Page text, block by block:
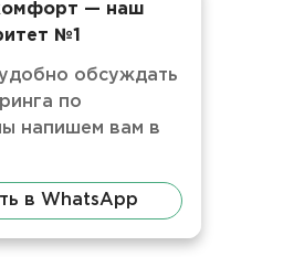
— наш
№1
обсуждать
по
напишем вам в
в WhatsApp